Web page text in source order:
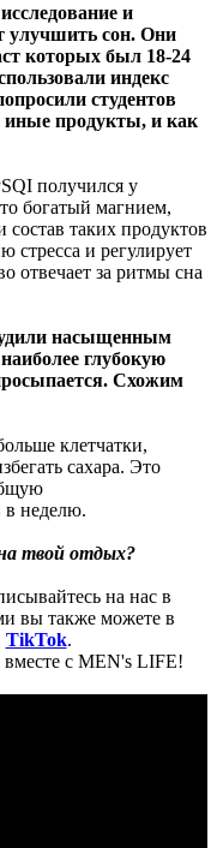
и
улучшить сон. Они
которых был 18-24
индекс
студентов
иные продукты, и как
получился у
богатый магнием,
таких продуктов
стресса и регулирует
отвечает за ритмы сна
насыщенным
глубокую
Схожим
клетчатки,
сахара. Это
в неделю.
твой отдых?
на нас в
вы также можете в
TikTok.
вместе с MEN's LIFE!